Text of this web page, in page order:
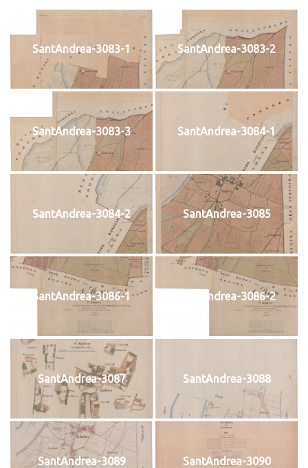
SantAndrea-3083-1 SantAndrea-3083-2
SantAndrea-3083-3 SantAndrea-3084-1
SantAndrea-3084-2 SantAndrea-3085
SantAndrea-3086-1 SantAndrea-3086-2
SantAndrea-3087 SantAndrea-3088
SantAndrea-3089 SantAndrea-3090